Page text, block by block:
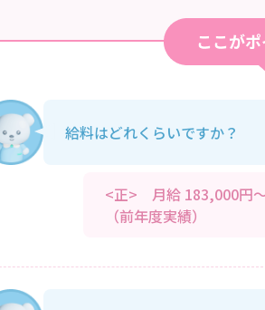
給料はどれくらいですか？
<正> 月給 183,000円
（前年度実績）